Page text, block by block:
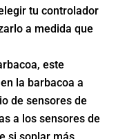
tu controlador
a medida que
este
la barbacoa a
de sensores de
a los sensores de
si soplar más